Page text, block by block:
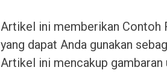
Artikel ini memberikan Contoh
yang dapat Anda gunakan
Artikel ini mencakup